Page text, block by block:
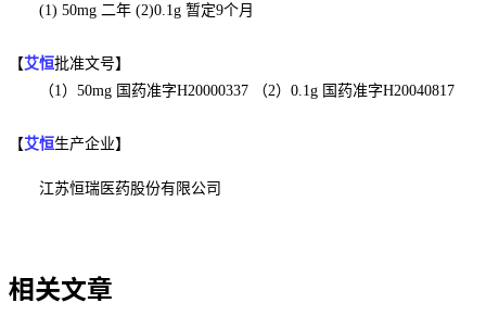
(1) 50mg 二年 (2)0.1g 暂定9个月
【艾恒批准文号】
（1）50mg 国药准字H20000337 （2）0.1g 国药准字H20040817
【艾恒生产企业】
江苏恒瑞医药股份有限公司
相关文章